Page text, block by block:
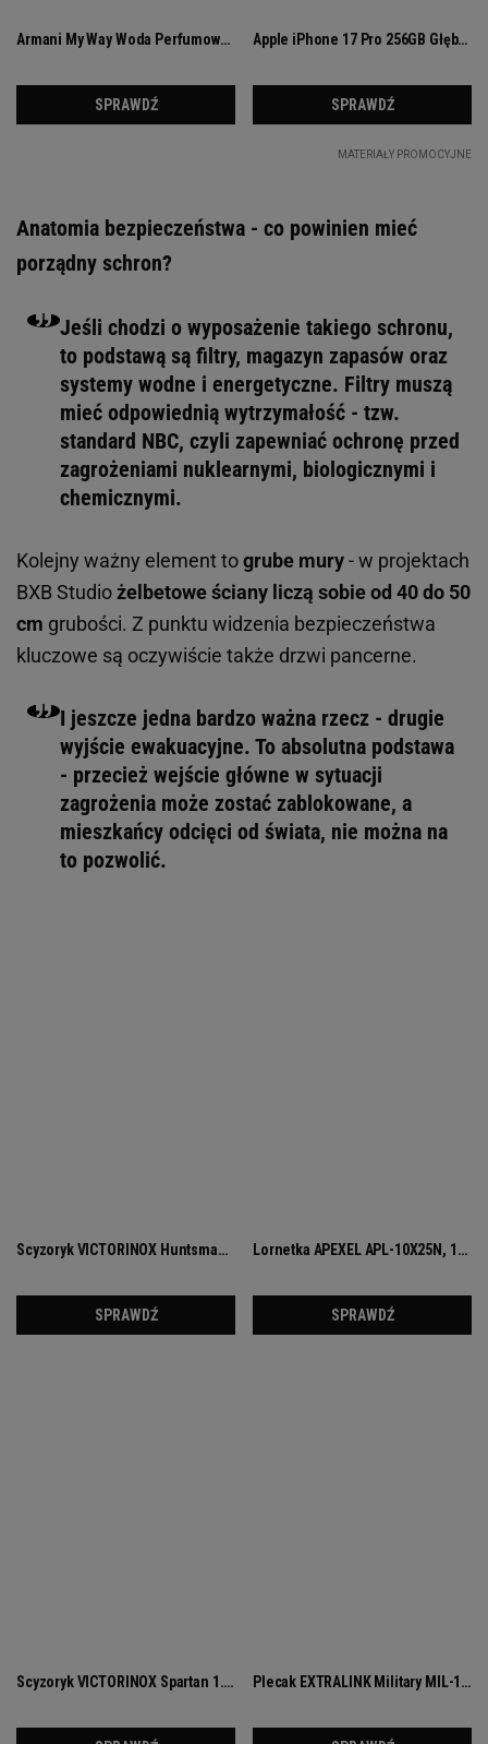
Anatomia bezpieczeństwa - co powinien mieć
porządny schron?
Jeśli chodzi o wyposażenie takiego schronu,
to podstawą są filtry, magazyn zapasów oraz
systemy wodne i energetyczne. Filtry muszą
mieć odpowiednią wytrzymałość - tzw.
standard NBC, czyli zapewniać ochronę przed
zagrożeniami nuklearnymi, biologicznymi i
chemicznymi.
Kolejny ważny element togrube mury- w projektach
BXB Studiożelbetowe ściany liczą sobie od 40 do 50
cm grubości. Z punktu widzenia bezpieczeństwa
kluczowe są oczywiście także drzwi pancerne.
I jeszcze jedna bardzo ważna rzecz - drugie
wyjście ewakuacyjne. To absolutna podstawa
- przecież wejście główne w sytuacji
zagrożenia może zostać zablokowane, a
mieszkańcy odcięci od świata, nie można na
to pozwolić.